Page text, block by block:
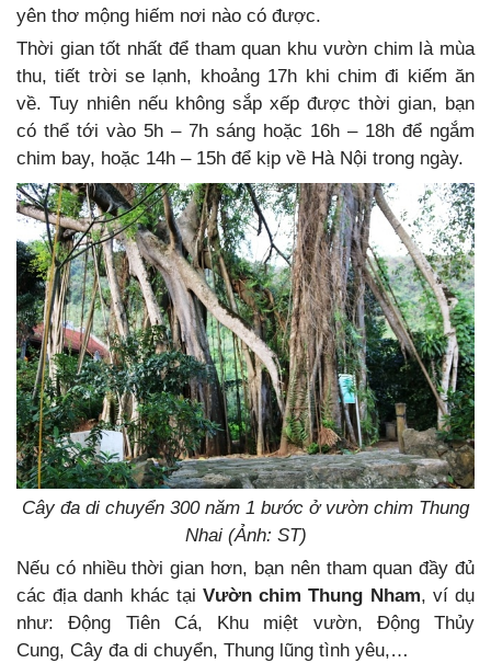
yên thơ mộng hiếm nơi nào có được.
Thời gian tốt nhất để tham quan khu vườn chim là mùa
thu, tiết trời se lạnh, khoảng 17h khi chim đi kiếm ăn
về. Tuy nhiên nếu không sắp xếp được thời gian, bạn
có thể tới vào 5h – 7h sáng hoặc 16h – 18h để ngắm
chim bay, hoặc 14h – 15h để kịp về Hà Nội trong ngày.
Cây đa di chuyển 300 năm 1 bước ở vườn chim Thung
Nhai (Ảnh: ST)
Nếu có nhiều thời gian hơn, bạn nên tham quan đầy đủ
các địa danh khác tại Vườn chim Thung Nham, ví dụ
như: Động Tiên Cá, Khu miệt vườn, Động Thủy
Cung, Cây đa di chuyển, Thung lũng tình yêu,…